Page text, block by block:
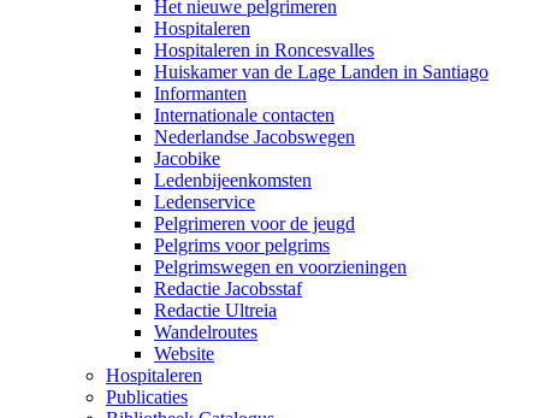
Het nieuwe pelgrimeren
Hospitaleren
Hospitaleren in Roncesvalles
Huiskamer van de Lage Landen in Santiago
Informanten
Internationale contacten
Nederlandse Jacobswegen
Jacobike
Ledenbijeenkomsten
Ledenservice
Pelgrimeren voor de jeugd
Pelgrims voor pelgrims
Pelgrimswegen en voorzieningen
Redactie Jacobsstaf
Redactie Ultreia
Wandelroutes
Website
Hospitaleren
Publicaties